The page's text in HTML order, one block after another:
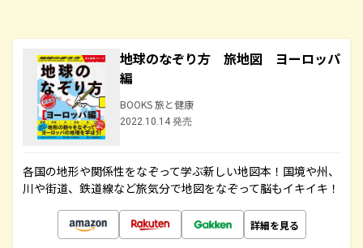
地球のなぞり方 旅地図 ヨーロッパ
編
BOOKS 旅と健康
2022.10.14 発売
各国の地形や関係性をなぞって学ぶ新しい地図本！国境や州、
川や街道、鉄道線など旅気分で地図をなぞって脳もイキイキ！
詳細を見る